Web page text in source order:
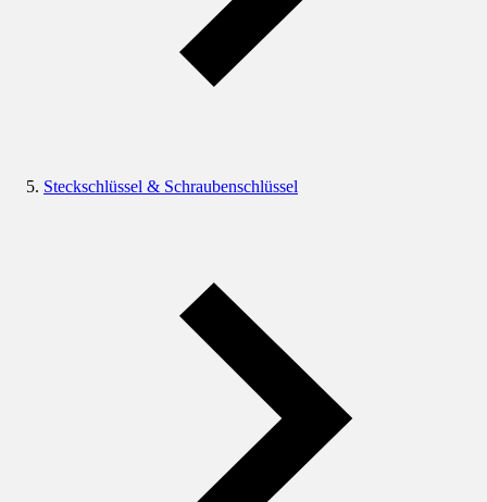
Steckschlüssel & Schraubenschlüssel